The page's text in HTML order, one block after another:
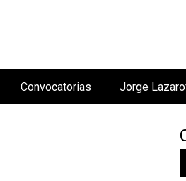
Convocatorias Jorge